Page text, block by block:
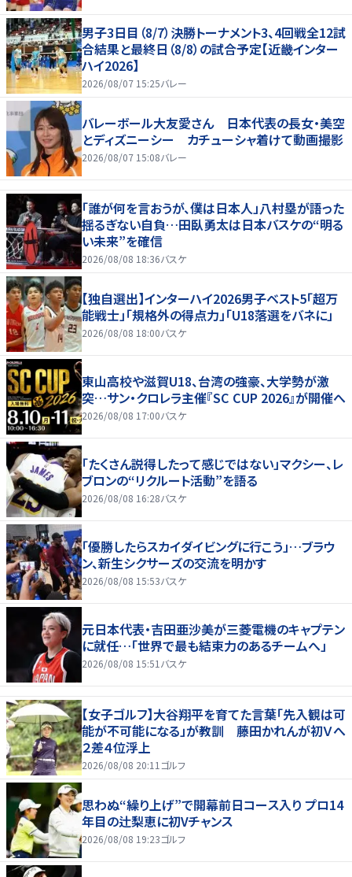
男子3日目（8/7）決勝トーナメント3、4回戦全12試
合結果と最終日（8/8）の試合予定【近畿インター
ハイ2026】
2026/08/07 15:25バレー
バレーボール大友愛さん 日本代表の長女・美空
とディズニーシー カチューシャ着けて動画撮影
2026/08/07 15:08バレー
「誰が何を言おうが、僕は日本人」八村塁が語った
揺るぎない自負…田臥勇太は日本バスケの“明る
い未来”を確信
2026/08/08 18:36バスケ
【独自選出】インターハイ2026男子ベスト5「超万
能戦士」「規格外の得点力」「U18落選をバネに」
2026/08/08 18:00バスケ
東山高校や滋賀U18、台湾の強豪、大学勢が激
突…サン・クロレラ主催『SC CUP 2026』が開催へ
2026/08/08 17:00バスケ
「たくさん説得したって感じではない」マクシー、レ
ブロンの“リクルート活動”を語る
2026/08/08 16:28バスケ
「優勝したらスカイダイビングに行こう」…ブラウ
ン、新生シクサーズの交流を明かす
2026/08/08 15:53バスケ
元日本代表・吉田亜沙美が三菱電機のキャプテン
に就任…「世界で最も結束力のあるチームへ」
2026/08/08 15:51 バスケ
【女子ゴルフ】大谷翔平を育てた言葉「先入観は可
能が不可能になる」が教訓 藤田かれんが初Ｖへ
２差４位浮上
2026/08/08 20:11 ゴルフ
思わぬ“繰り上げ”で開幕前日コース入り プロ14
年目の辻梨恵に初Vチャンス
2026/08/08 19:23ゴルフ